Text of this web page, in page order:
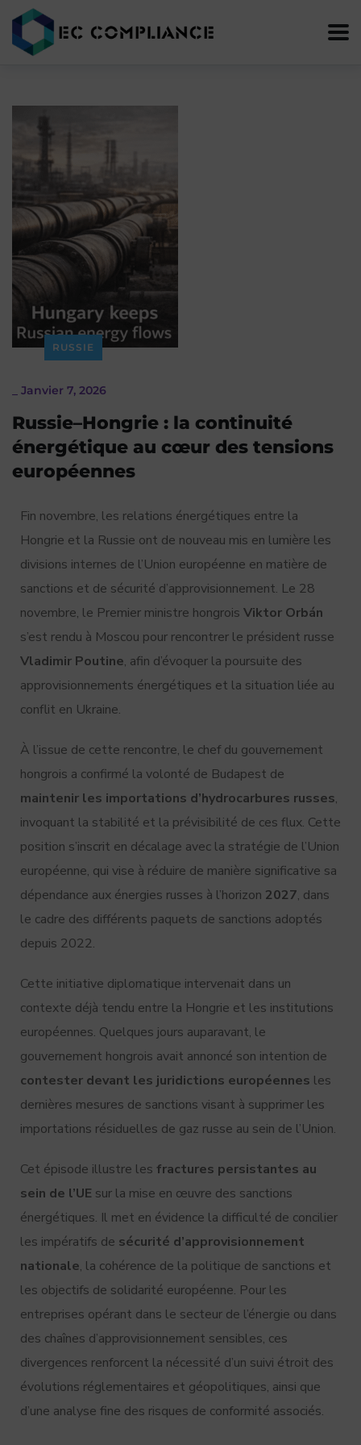
RUSSIE
Janvier 7, 2026
Russie–Hongrie : la continuité
énergétique au cœur des tensions
européennes
Fin novembre, les relations énergétiques entre la
Hongrie et la Russie ont de nouveau mis en lumière les
divisions internes de l’Union européenne en matière de
sanctions et de sécurité d’approvisionnement. Le 28
novembre, le Premier ministre hongrois Viktor Orbán
s’est rendu à Moscou pour rencontrer le président russe
Vladimir Poutine, afin d’évoquer la poursuite des
approvisionnements énergétiques et la situation liée au
conflit en Ukraine.
À l’issue de cette rencontre, le chef du gouvernement
hongrois a confirmé la volonté de Budapest de
maintenir les importations d’hydrocarbures russes,
invoquant la stabilité et la prévisibilité de ces flux. Cette
position s’inscrit en décalage avec la stratégie de l’Union
européenne, qui vise à réduire de manière significative sa
dépendance aux énergies russes à l’horizon 2027, dans
le cadre des différents paquets de sanctions adoptés
depuis 2022.
Cette initiative diplomatique intervenait dans un
contexte déjà tendu entre la Hongrie et les institutions
européennes. Quelques jours auparavant, le
gouvernement hongrois avait annoncé son intention de
contester devant les juridictions européennes les
dernières mesures de sanctions visant à supprimer les
importations résiduelles de gaz russe au sein de l’Union.
Cet épisode illustre les fractures persistantes au
sein de l’UE sur la mise en œuvre des sanctions
énergétiques. Il met en évidence la difficulté de concilier
les impératifs de sécurité d’approvisionnement
nationale, la cohérence de la politique de sanctions et
les objectifs de solidarité européenne. Pour les
entreprises opérant dans le secteur de l’énergie ou dans
des chaînes d’approvisionnement sensibles, ces
divergences renforcent la nécessité d’un suivi étroit des
évolutions réglementaires et géopolitiques, ainsi que
d’une analyse fine des risques de conformité associés.